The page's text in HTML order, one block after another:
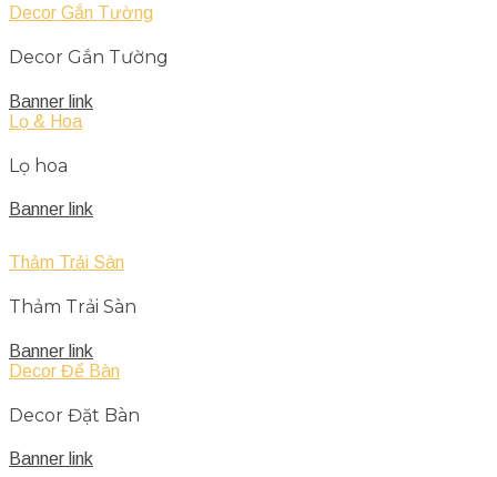
Decor Gắn Tường
Decor Gắn Tường
Banner link
Lọ & Hoa
Lọ hoa
Banner link
Thảm Trải Sàn
Thảm Trải Sàn
Banner link
Decor Để Bàn
Decor Đặt Bàn
Banner link